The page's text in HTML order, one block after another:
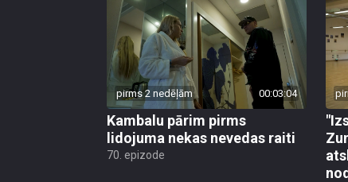
pirms 2 nedēļām 00:03:04
Kambalu pārim pirms
lidojuma nekas nevedas raiti
70. epizode